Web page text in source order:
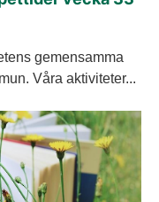
gemensamma
Våra aktiviteter...